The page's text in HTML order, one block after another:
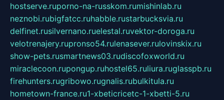
hostserve.ruporno-na-russkom.rumishinlab.ru
neznobi.rubigfatcc.ruhabble.rustarbucksvia.ru
delfinet.rusilvernano.ruelestal.ruvektor-doroga.ru
velotrenajery.rupronso54.rulenasever.rulovinskix.ru
show-pets.rusmartnews03.rudiscofoxworld.ru
miraclecoon.rupongup.ruhostel65.ruliura.ruglasspb.ru
firehunters.rugribowo.rugnalis.rubulkitula.ru
hometown-france.ru1-xbeticricetc-1-xbetti-5.ru